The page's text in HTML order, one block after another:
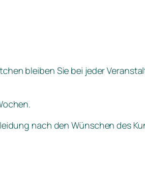
bleiben Sie bei jeder
nach den Wünschen des